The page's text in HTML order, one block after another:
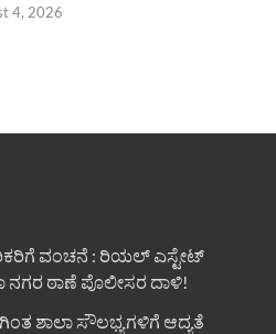
4, 2026
ವಂಚನೆ : ರಿಯಲ್ ಎಸ್ಟೇಟ್
ನಗರ ಠಾಣೆ ಪೊಲೀಸರ ದಾಳಿ!
ಶಾಲಾ ಸೌಲಭ್ಯಗಳಿಗೆ ಆದ್ಯತೆ